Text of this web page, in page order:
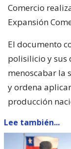
Comercio
Expansión
El documento
polisilicio y sus
menoscabar la
y ordena
producción
Lee también...